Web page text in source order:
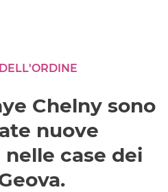
Chelny sono
nuove
case dei